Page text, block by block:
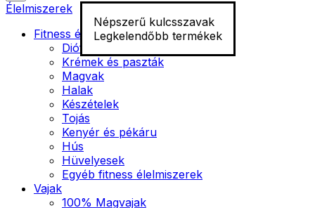
Népszerű kulcsszavak
Legkelendőbb termékek
Élelmiszerek
Fitness élelmiszer
Diófélék
Krémek és paszták
Magvak
Halak
Készételek
Tojás
Kenyér és pékáru
Hús
Hüvelyesek
Egyéb fitness élelmiszerek
Vajak
100% Magvajak